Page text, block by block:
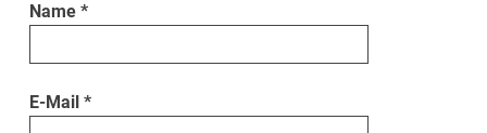
Name*
E-Mail*